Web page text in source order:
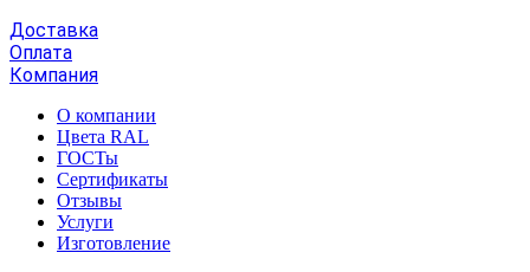
Доставка
Оплата
Компания
О компании
Цвета RAL
ГОСТы
Сертификаты
Отзывы
Услуги
Изготовление